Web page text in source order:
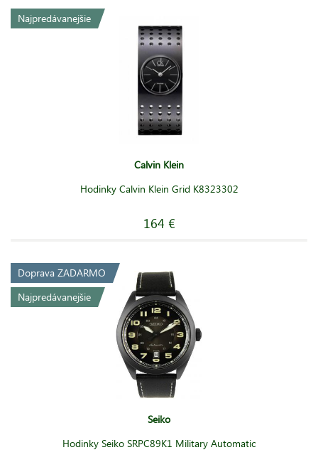
Najpredávanejšie
Calvin Klein
Hodinky Calvin Klein Grid K8323302
164 €
Doprava ZADARMO
Najpredávanejšie
Seiko
Hodinky Seiko SRPC89K1 Military Automatic